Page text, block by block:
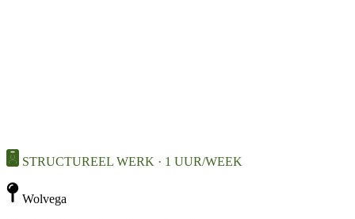
STRUCTUREEL WERK · 1 UUR/WEEK
Wolvega